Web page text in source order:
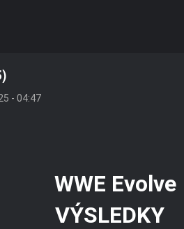
- 04:47
VÝSLEDKY